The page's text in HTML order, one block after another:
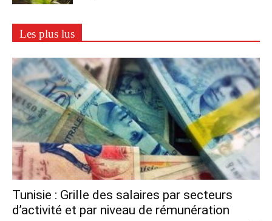
Les plus lus
Tunisie : Grille des salaires par secteurs
d’activité et par niveau de rémunération